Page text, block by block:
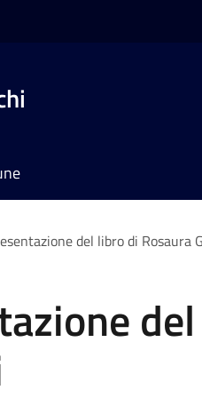
del libro di Rosaura